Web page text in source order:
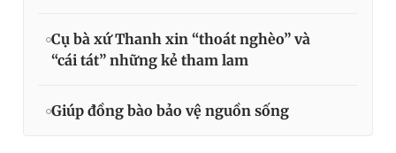
Cụ bà xứ Thanh xin “thoát nghèo” và
“cái tát” những kẻ tham lam
Giúp đồng bào bảo vệ nguồn sống